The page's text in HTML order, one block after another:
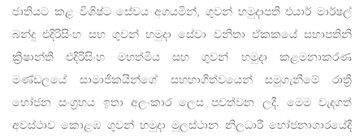
ජාතියට කළ විශිෂ්ට සේවය අගයමින්, ගුවන් හමුදාපති එයාර් මාර්ෂල්
බන්දු එදිරිසිංහ සහ ගුවන් හමුදා සේවා වනිතා ඒකකයේ සභාපතිනි
ක්‍රිෂාන්ති එදිරිසිංහ මහත්මිය සහ ගුවන් හමුදා කළමනාකරණ
මණ්ඩලයේ සාමාජිකයින්ගේ සහභාගීත්වයෙන් සමුගැනීමේ රාත්‍රී
භෝජන සංග්‍රහය ඉතා අලංකාර ලෙස පවත්වන ලදී. මෙම වැදගත්
අවස්ථාව කොළඹ ගුවන් හමුදා මූලස්ථාන නිලධාරී භෝජනාගාරයේදී